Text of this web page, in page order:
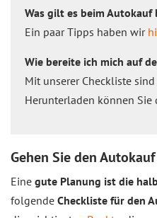
Was gilt es beim Autokauf
Ein paar Tipps haben wir
Wie bereite ich mich auf
Mit unserer Checkliste
Herunterladen können Sie
Gehen Sie den
Eine gute Planung ist die
folgende Checkliste für den